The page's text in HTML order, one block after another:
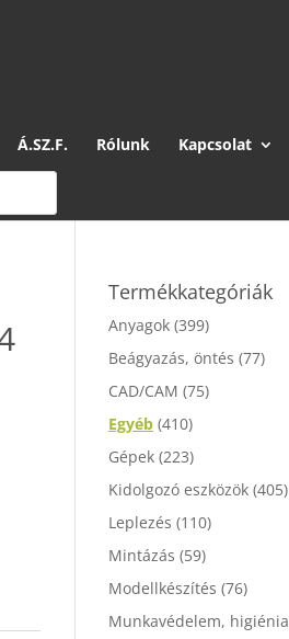
Á.SZ.F. Rólunk Kapcsolat
Termékkategóriák
Anyagok (399)
Beágyazás, öntés (77)
CAD/CAM (75)
Egyéb (410)
Gépek (223)
Kidolgozó eszközök (405)
Leplezés (110)
Mintázás (59)
Modellkészítés (76)
Munkavédelem, higiénia